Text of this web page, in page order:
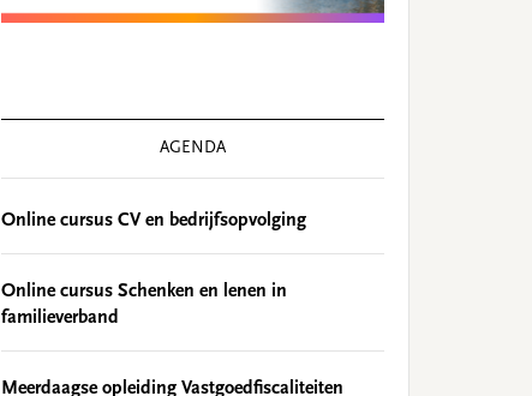
AGENDA
Online cursus CV en bedrijfsopvolging
Online cursus Schenken en lenen in
familieverband
Meerdaagse opleiding Vastgoedfiscaliteiten